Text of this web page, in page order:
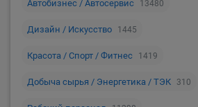
Автобизнес / Автосервис 13480
Дизайн / Искусство 1445
Красота / Спорт / Фитнес 1419
Добыча сырья / Энергетика / ТЭК 310